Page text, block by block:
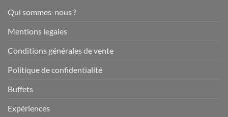
Qui sommes-nous ?
Mentions legales
Conditions générales de vente
Politique de confidentialité
Buffets
Expériences